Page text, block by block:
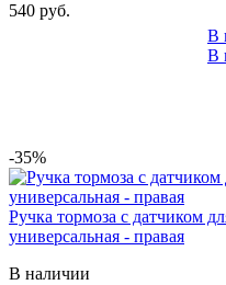
540 руб.
В
В
-35%
Ручка тормоза с датчиком
универсальная - правая
В наличии